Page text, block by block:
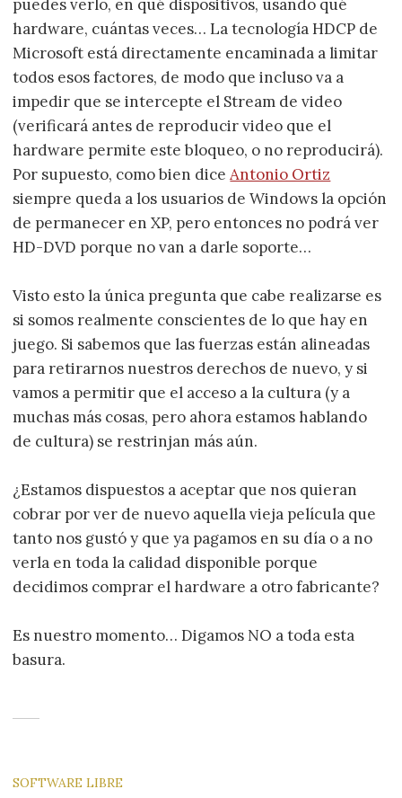
puedes verlo, en qué dispositivos, usando qué
hardware, cuántas veces… La tecnologí­a HDCP de
Microsoft está directamente encaminada a limitar
todos esos factores, de modo que incluso va a
impedir que se intercepte el Stream de video
(verificará antes de reproducir video que el
hardware permite este bloqueo, o no reproducirá).
Por supuesto, como bien diceAntonio Ortiz
siempre queda a los usuarios de Windows la opción
de permanecer en XP, pero entonces no podrá ver
HD-DVD porque no van a darle soporte…
Visto esto la única pregunta que cabe realizarse es
si somos realmente conscientes de lo que hay en
juego. Si sabemos que las fuerzas están alineadas
para retirarnos nuestros derechos de nuevo, y si
vamos a permitir que el acceso a la cultura (y a
muchas más cosas, pero ahora estamos hablando
de cultura) se restrinjan más aún.
¿Estamos dispuestos a aceptar que nos quieran
cobrar por ver de nuevo aquella vieja pelí­cula que
tanto nos gustó y que ya pagamos en su dí­a o a no
verla en toda la calidad disponible porque
decidimos comprar el hardware a otro fabricante?
Es nuestro momento… Digamos NO a toda esta
basura.
SOFTWARE LIBRE